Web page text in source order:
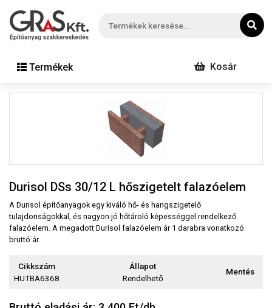
Termékek Kosár
Durisol DSs 30/12 L hőszigetelt falazóelem
A Durisol építőanyagok egy kiváló hő- és hangszigetelő
tulajdonságokkal, és nagyon jó hőtároló képességgel rendelkező
falazóelem. A megadott Durisol falazóelem ár 1 darabra vonatkozó
bruttó ár.
Cikkszám
HUTBA6368
Állapot
Rendelhető
Mentés